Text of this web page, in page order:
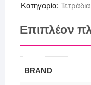
Κατηγορία: Τετράδια
Επιπλέον
BRAND